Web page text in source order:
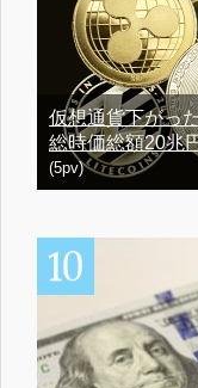
仮想通貨下がっ
総時価総額20兆
(5pv)